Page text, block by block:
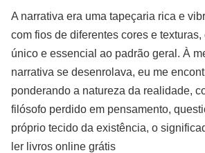
A narrativa era uma tapeçaria rica e
com fios de diferentes cores e texturas,
único e essencial ao padrão geral. À
narrativa se desenrolava, eu me
ponderando a natureza da realidade,
filósofo perdido em pensamento,
próprio tecido da existência, o
ler livros online grátis